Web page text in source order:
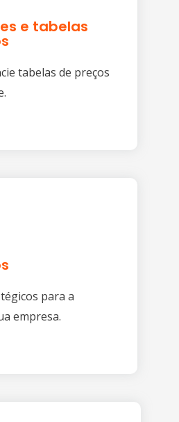
e tabelas
tabelas de preços
para a
empresa.